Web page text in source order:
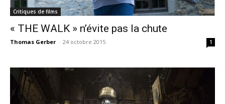
Critiques de films
« THE WALK » n’évite pas la chute
Thomas Gerber - 24 octobre 2015 1